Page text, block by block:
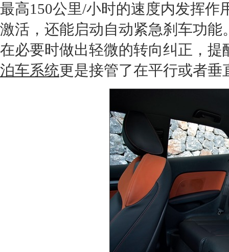
最高150公里/小时的速度内发挥作
激活，还能启动自动紧急刹车功
在必要时做出轻微的转向纠正，
泊车系统更是接管了在平行或者